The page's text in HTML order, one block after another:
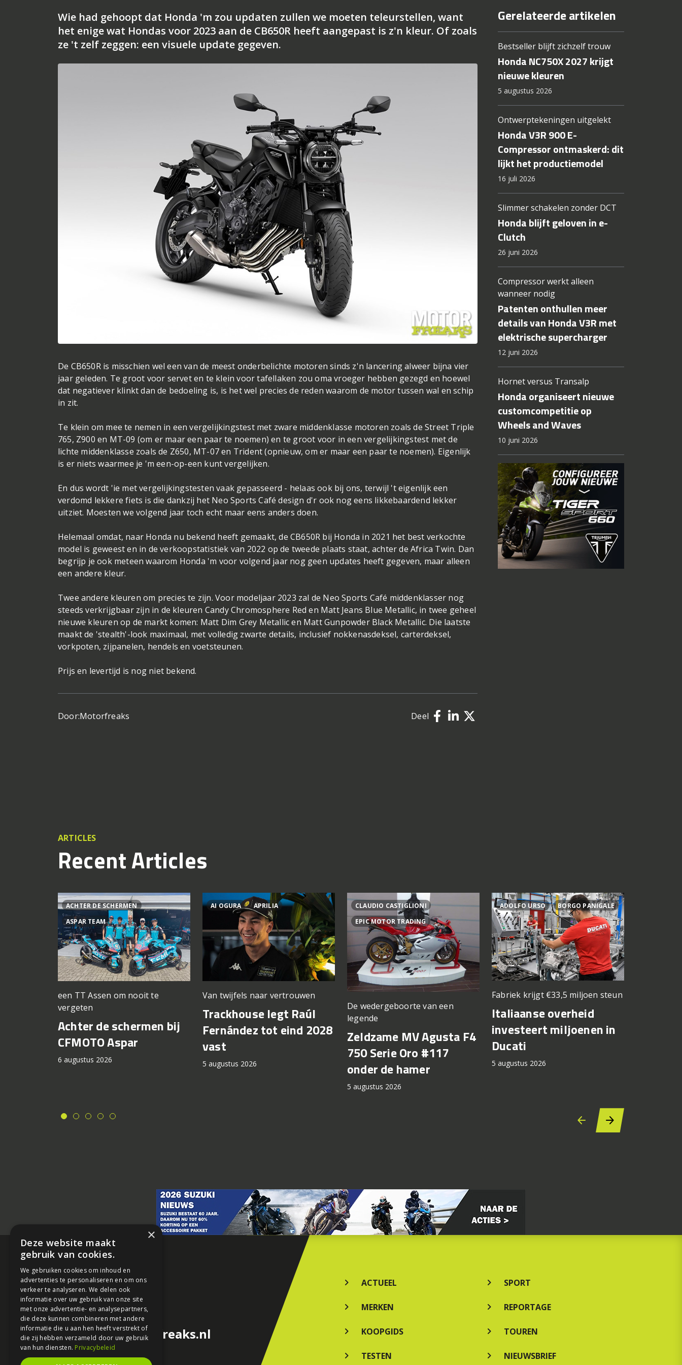
Wie had gehoopt dat Honda 'm zou updaten zullen we moeten teleurstellen, want
het enige wat Hondas voor 2023 aan de CB650R heeft aangepast is z'n kleur. Of zoals
ze 't zelf zeggen: een visuele update gegeven.
De CB650R is misschien wel een van de meest onderbelichte motoren sinds z'n lancering alweer bijna vier
jaar geleden. Te groot voor servet en te klein voor tafellaken zou oma vroeger hebben gezegd en hoewel
dat negatiever klinkt dan de bedoeling is, is het wel precies de reden waarom de motor tussen wal en schip
in zit.
Te klein om mee te nemen in een vergelijkingstest met zware middenklasse motoren zoals de Street Triple
765, Z900 en MT-09 (om er maar een paar te noemen) en te groot voor in een vergelijkingstest met de
lichte middenklasse zoals de Z650, MT-07 en Trident (opnieuw, om er maar een paar te noemen). Eigenlijk
is er niets waarmee je 'm een-op-een kunt vergelijken.
En dus wordt 'ie met vergelijkingstesten vaak gepasseerd - helaas ook bij ons, terwijl 't eigenlijk een
verdomd lekkere fiets is die dankzij het Neo Sports Café design d'r ook nog eens likkebaardend lekker
uitziet. Moesten we volgend jaar toch echt maar eens anders doen.
Helemaal omdat, naar Honda nu bekend heeft gemaakt, de CB650R bij Honda in 2021 het best verkochte
model is geweest en in de verkoopstatistiek van 2022 op de tweede plaats staat, achter de Africa Twin. Dan
begrijp je ook meteen waarom Honda 'm voor volgend jaar nog geen updates heeft gegeven, maar alleen
een andere kleur.
Twee andere kleuren om precies te zijn. Voor modeljaar 2023 zal de Neo Sports Café middenklasser nog
steeds verkrijgbaar zijn in de kleuren Candy Chromosphere Red en Matt Jeans Blue Metallic, in twee geheel
nieuwe kleuren op de markt komen: Matt Dim Grey Metallic en Matt Gunpowder Black Metallic. Die laatste
maakt de 'stealth'-look maximaal, met volledig zwarte details, inclusief nokkenasdeksel, carterdeksel,
vorkpoten, zijpanelen, hendels en voetsteunen.
Prijs en levertijd is nog niet bekend.
Door:Motorfreaks Deel
Gerelateerde artikelen
Bestseller blijft zichzelf trouw
Honda NC750X 2027 krijgt
nieuwe kleuren
5 augustus 2026
Ontwerptekeningen uitgelekt
Honda V3R 900 E-
Compressor ontmaskerd: dit
lijkt het productiemodel
16 juli 2026
Slimmer schakelen zonder DCT
Honda blijft geloven in e-
Clutch
26 juni 2026
Compressor werkt alleen
wanneer nodig
Patenten onthullen meer
details van Honda V3R met
elektrische supercharger
12 juni 2026
Hornet versus Transalp
Honda organiseert nieuwe
customcompetitie op
Wheels and Waves
10 juni 2026
ARTICLES
Recent Articles
ACHTER DE SCHERMEN
ASPAR TEAM
een TT Assen om nooit te
vergeten
Achter de schermen bij
CFMOTO Aspar
6 augustus 2026
AI OGURA APRILIA
Van twijfels naar vertrouwen
Trackhouse legt Raúl
Fernández tot eind 2028
vast
5 augustus 2026
CLAUDIO CASTIGLIONI
EPIC MOTOR TRADING
De wedergeboorte van een
legende
Zeldzame MV Agusta F4
750 Serie Oro #117
onder de hamer
5 augustus 2026
ADOLFO URSO BORGO PANIGALE
Fabriek krijgt €33,5 miljoen steun
Italiaanse overheid
investeert miljoenen in
Ducati
5 augustus 2026
redactie@motorfreaks.nl
ACTUEEL
MERKEN
KOOPGIDS
TESTEN
SPORT
REPORTAGE
TOUREN
NIEUWSBRIEF
×
Deze website maakt
gebruik van cookies.
We gebruiken cookies om inhoud en
advertenties te personaliseren en om ons
verkeer te analyseren. We delen ook
informatie over uw gebruik van onze site
met onze advertentie- en analysepartners,
die deze kunnen combineren met andere
informatie die u aan hen heeft verstrekt of
die zij hebben verzameld door uw gebruik
van hun diensten. Privacybeleid